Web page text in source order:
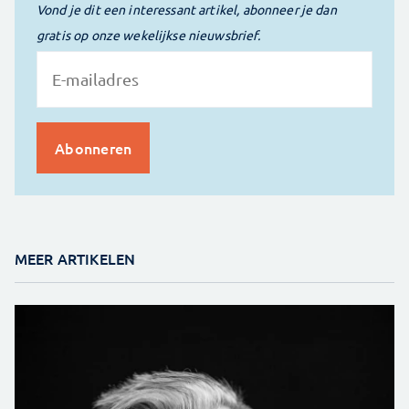
Vond je dit een interessant artikel, abonneer je dan
gratis op onze wekelijkse nieuwsbrief.
MEER ARTIKELEN